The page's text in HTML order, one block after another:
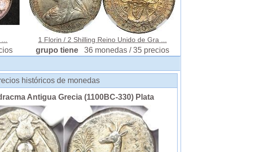
1 Florin / 2 Shilling Reino Unido de Gra ...
grupo tiene 36 monedas / 35 precios
históricos de monedas
Antigua Grecia (1100BC-330) Plata